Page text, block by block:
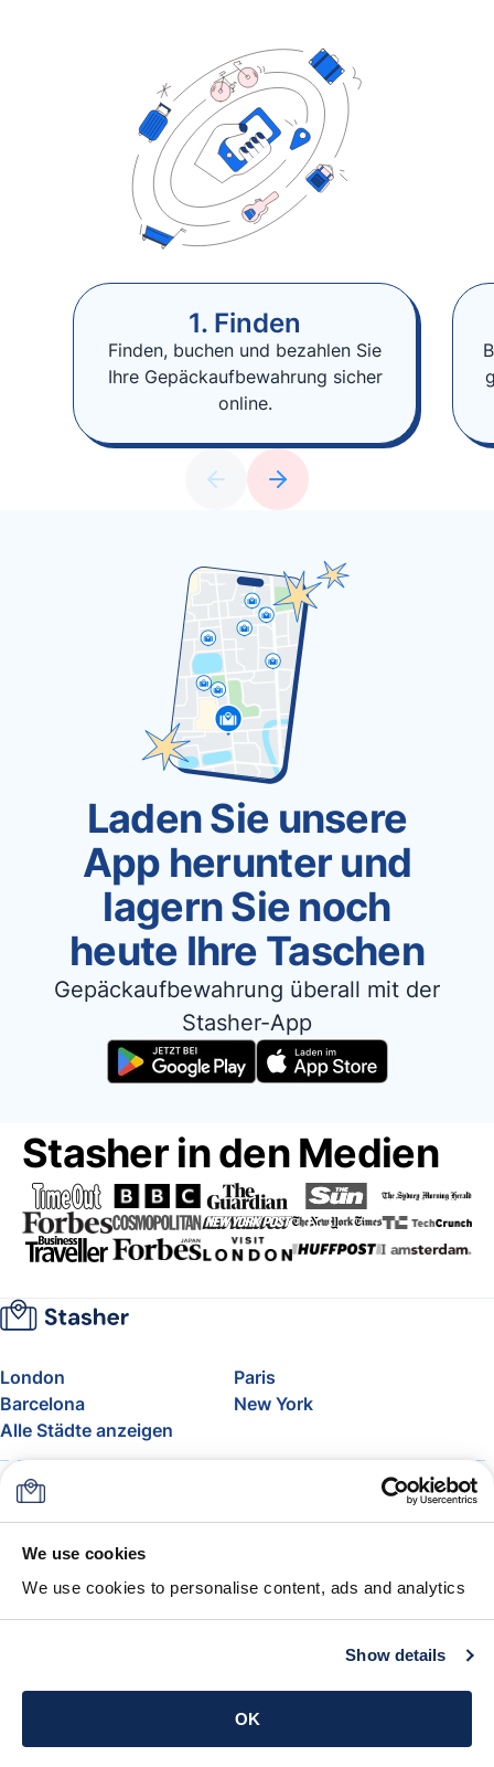
We use cookies
We use cookies to personalise content, ads and analytics
Show details
OK
1. Finden
Finden, buchen und bezahlen Sie
Ihre Gepäckaufbewahrung sicher
online.
Laden Sie unsere
App herunter und
lagern Sie noch
heute Ihre Taschen
Gepäckaufbewahrung überall mit der
Stasher-App
Stasher in den Medien
London
Paris
Barcelona
New York
Alle Städte anzeigen
Über uns
FAQ
Support
Blog
Freigepäck bei Airlines
Die Stasher-Garantie
AGB
App holen